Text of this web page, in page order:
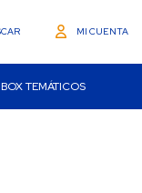
BOX TEMÁTICOS